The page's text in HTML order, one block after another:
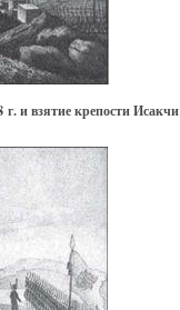
г. и взятие крепости Исакчи